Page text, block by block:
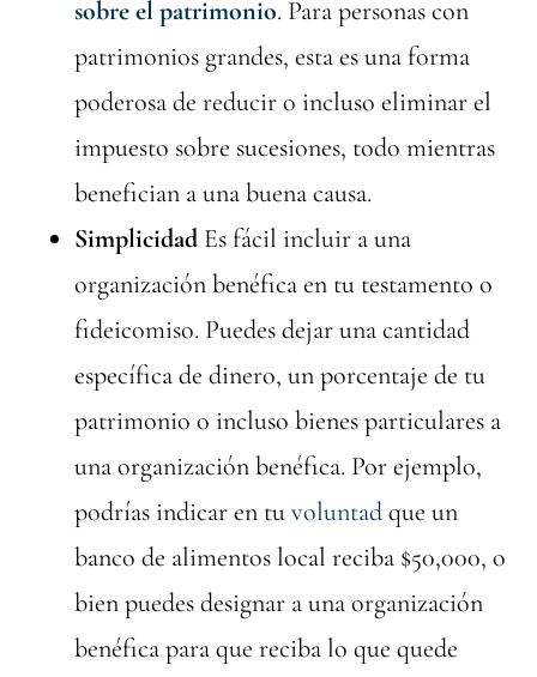
sobre el patrimonio. Para personas con
patrimonios grandes, esta es una forma
poderosa de reducir o incluso eliminar el
impuesto sobre sucesiones, todo mientras
benefician a una buena causa.
Simplicidad Es fácil incluir a una
organización benéfica en tu testamento o
fideicomiso. Puedes dejar una cantidad
específica de dinero, un porcentaje de tu
patrimonio o incluso bienes particulares a
una organización benéfica. Por ejemplo,
podrías indicar en tuvoluntadque un
banco de alimentos local reciba $50,000, o
bien puedes designar a una organización
benéfica para que reciba lo que quede